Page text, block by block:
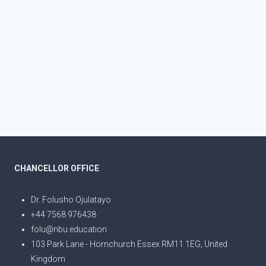
CHANCELLOR OFFICE
Dr. Folusho Ojulatayo
+44 7568 976438
folu@nbu.education
103 Park Lane - Hornchurch Essex RM11 1EG, United
Kingdom